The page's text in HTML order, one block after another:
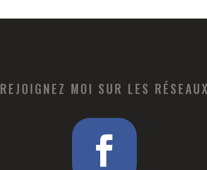
REJOIGNEZ MOI SUR LES RÉSEAUX